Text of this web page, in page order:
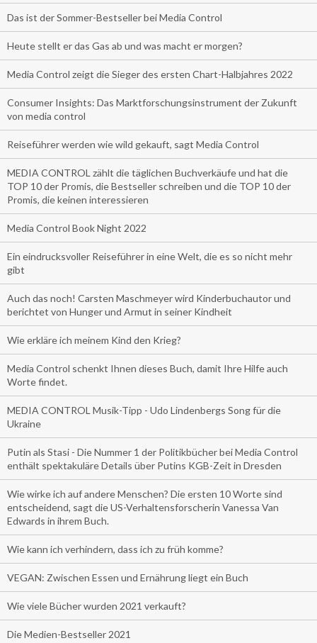
Das ist der Sommer-Bestseller bei Media Control
Heute stellt er das Gas ab und was macht er morgen?
Media Control zeigt die Sieger des ersten Chart-Halbjahres 2022
Consumer Insights: Das Marktforschungsinstrument der Zukunft
von media control
Reiseführer werden wie wild gekauft, sagt Media Control
MEDIA CONTROL zählt die täglichen Buchverkäufe und hat die
TOP 10 der Promis, die Bestseller schreiben und die TOP 10 der
Promis, die keinen interessieren
Media Control Book Night 2022
Ein eindrucksvoller Reiseführer in eine Welt, die es so nicht mehr
gibt
Auch das noch! Carsten Maschmeyer wird Kinderbuchautor und
berichtet von Hunger und Armut in seiner Kindheit
Wie erkläre ich meinem Kind den Krieg?
Media Control schenkt Ihnen dieses Buch, damit Ihre Hilfe auch
Worte findet.
MEDIA CONTROL Musik-Tipp - Udo Lindenbergs Song für die
Ukraine
Putin als Stasi - Die Nummer 1 der Politikbücher bei Media Control
enthält spektakuläre Details über Putins KGB-Zeit in Dresden
Wie wirke ich auf andere Menschen? Die ersten 10 Worte sind
entscheidend, sagt die US-Verhaltensforscherin Vanessa Van
Edwards in ihrem Buch.
Wie kann ich verhindern, dass ich zu früh komme?
VEGAN: Zwischen Essen und Ernährung liegt ein Buch
Wie viele Bücher wurden 2021 verkauft?
Die Medien-Bestseller 2021